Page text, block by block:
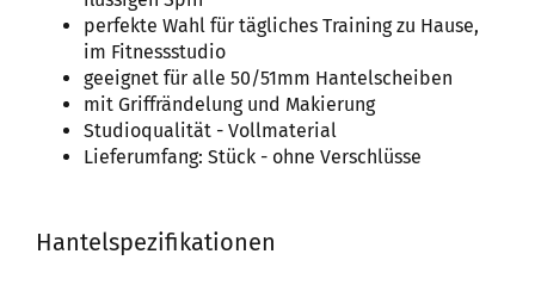
perfekte Wahl für tägliches Training zu Hause,
im Fitnessstudio
geeignet für alle 50/51mm Hantelscheiben
mit Griffrändelung und Makierung
Studioqualität - Vollmaterial
Lieferumfang: Stück - ohne Verschlüsse
Hantelspezifikationen